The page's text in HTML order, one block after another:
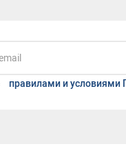
правилами и условиями